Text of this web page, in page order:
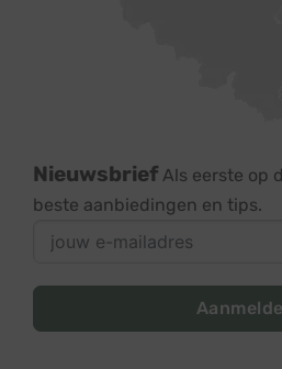
Nieuwsbrief Als eerste op
beste aanbiedingen en tips.